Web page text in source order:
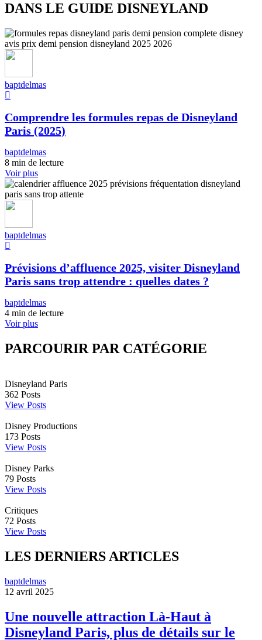
DANS LE GUIDE DISNEYLAND
baptdelmas
Comprendre les formules repas de Disneyland
Paris (2025)
baptdelmas
8 min de lecture
Voir plus
baptdelmas
Prévisions d’affluence 2025, visiter Disneyland
Paris sans trop attendre : quelles dates ?
baptdelmas
4 min de lecture
Voir plus
PARCOURIR PAR CATÉGORIE
Disneyland Paris
362 Posts
View Posts
Disney Productions
173 Posts
View Posts
Disney Parks
79 Posts
View Posts
Critiques
72 Posts
View Posts
LES DERNIERS ARTICLES
baptdelmas
12 avril 2025
Une nouvelle attraction Là-Haut à
Disneyland Paris, plus de détails sur le